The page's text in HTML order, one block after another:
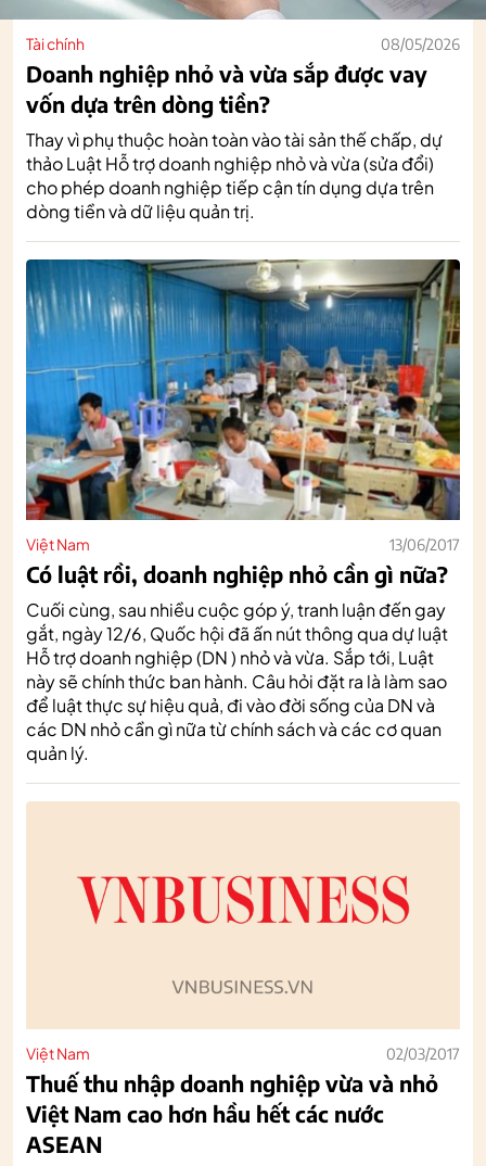
Tài chính 08/05/2026
Doanh nghiệp nhỏ và vừa sắp được vay
vốn dựa trên dòng tiền?
Thay vì phụ thuộc hoàn toàn vào tài sản thế chấp, dự
thảo Luật Hỗ trợ doanh nghiệp nhỏ và vừa (sửa đổi)
cho phép doanh nghiệp tiếp cận tín dụng dựa trên
dòng tiền và dữ liệu quản trị.
Việt Nam 13/06/2017
Có luật rồi, doanh nghiệp nhỏ cần gì nữa?
Cuối cùng, sau nhiều cuộc góp ý, tranh luận đến gay
gắt, ngày 12/6, Quốc hội đã ấn nút thông qua dự luật
Hỗ trợ doanh nghiệp (DN ) nhỏ và vừa. Sắp tới, Luật
này sẽ chính thức ban hành. Câu hỏi đặt ra là làm sao
để luật thực sự hiệu quả, đi vào đời sống của DN và
các DN nhỏ cần gì nữa từ chính sách và các cơ quan
quản lý.
Việt Nam 02/03/2017
Thuế thu nhập doanh nghiệp vừa và nhỏ
Việt Nam cao hơn hầu hết các nước
ASEAN